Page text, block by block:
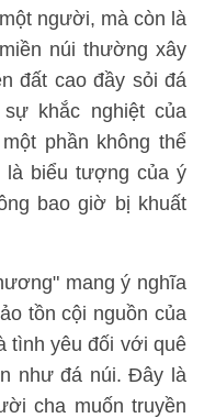
người, mà còn là
núi thường xây
đất cao đầy sỏi đá
khắc nghiệt của
phần không thể
là biểu tượng của ý
bao giờ bị khuất
mang ý nghĩa
tồn cội nguồn của
tình yêu đối với quê
như đá núi. Đây là
cha muốn truyền